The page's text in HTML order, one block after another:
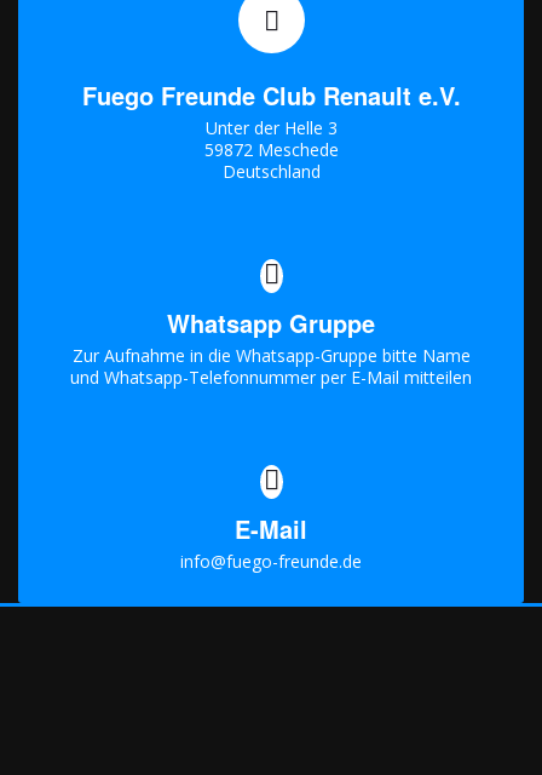
Fuego Freunde Club Renault e.V.
Unter der Helle 3
59872 Meschede
Deutschland
Whatsapp Gruppe
Zur Aufnahme in die Whatsapp-Gruppe bitte Name
und Whatsapp-Telefonnummer per E-Mail mitteilen
E-Mail
info@fuego-freunde.de